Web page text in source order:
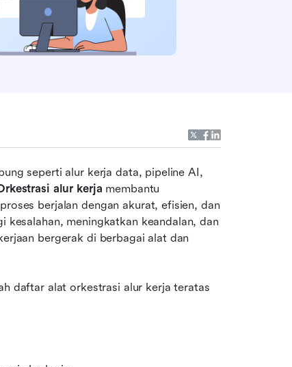
seperti alur kerja data, pipeline AI,
alur kerja membantu
berjalan dengan akurat, efisien, dan
kesalahan, meningkatkan keandalan, dan
bergerak di berbagai alat dan
daftar alat orkestrasi alur kerja teratas